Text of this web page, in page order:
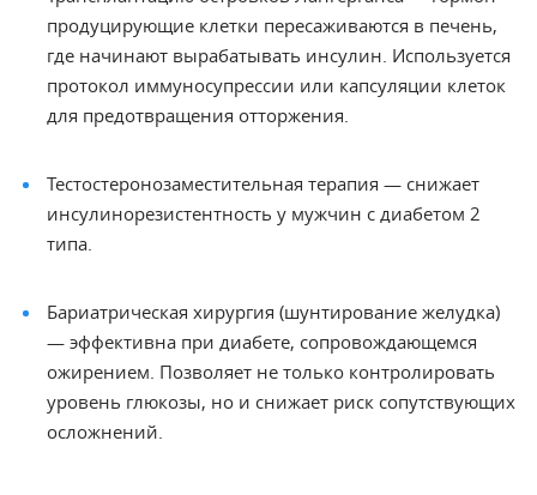
продуцирующие клетки пересаживаются в печень,
где начинают вырабатывать инсулин. Используется
протокол иммуносупрессии или капсуляции клеток
для предотвращения отторжения.
Тестостеронозаместительная терапия — снижает
инсулинорезистентность у мужчин с диабетом 2
типа.
Бариатрическая хирургия (шунтирование желудка)
— эффективна при диабете, сопровождающемся
ожирением. Позволяет не только контролировать
уровень глюкозы, но и снижает риск сопутствующих
осложнений.